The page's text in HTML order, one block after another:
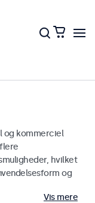
og kommerciel
hvilket
og
Vis mere